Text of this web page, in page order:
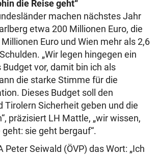
die Reise geht“
machen nächstes Jahr
etwa 200 Millionen Euro, die
Euro und Wien mehr als 2,6
„Wir legen hingegen ein
vor, damit bin ich als
die starke Stimme für die
Dieses Budget soll den
Tirolern Sicherheit geben und die
präzisiert LH Mattle, „wir wissen,
sie geht bergauf“.
Peter Seiwald (ÖVP) das Wort: „Ich